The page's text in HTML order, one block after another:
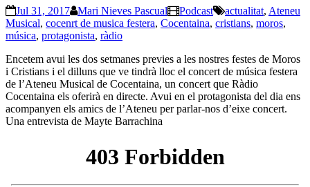
Jul 31, 2017 Mari Nieves Pascual Podcast actualitat, Ateneu
Musical, cocenrt de musica festera, Cocentaina, cristians, moros,
música, protagonista, ràdio
Encetem avui les dos setmanes previes a les nostres festes de Moros
i Cristians i el dilluns que ve tindrà lloc el concert de música festera
de l’Ateneu Musical de Cocentaina, un concert que Ràdio
Cocentaina els oferirà en directe. Avui en el protagonista del dia ens
acompanyen els amics de l’Ateneu per parlar-nos d’eixe concert.
Una entrevista de Mayte Barrachina